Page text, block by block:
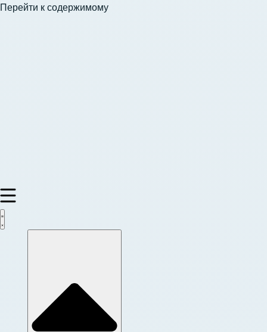
Перейти к содержимому